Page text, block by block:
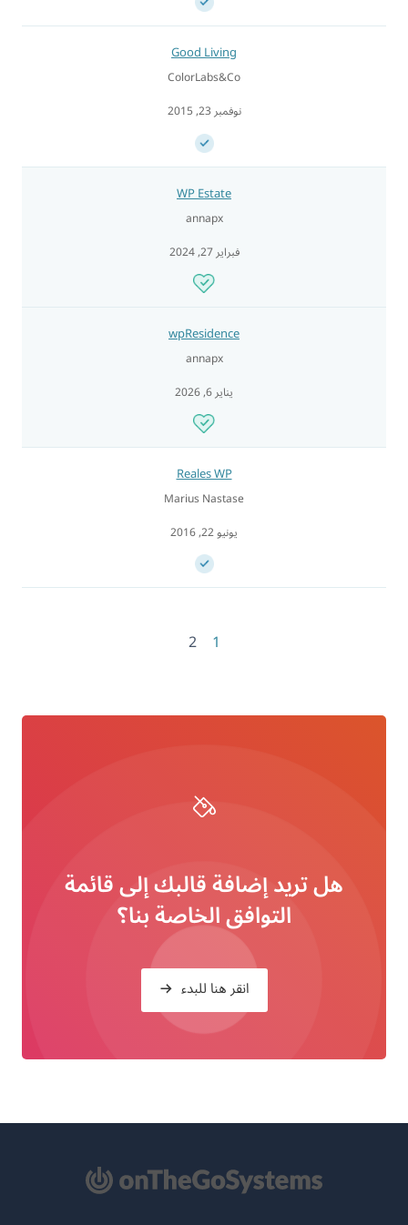
Good Living
ColorLabs&Co
نوفمبر 23, 2015
WP Estate
annapx
فبراير 27, 2024
wpResidence
annapx
يناير 6, 2026
Reales WP
Marius Nastase
يونيو 22, 2016
1
2
هل تريد إضافة قالبك إلى قائمة
التوافق الخاصة بنا؟
انقر هنا للبدء